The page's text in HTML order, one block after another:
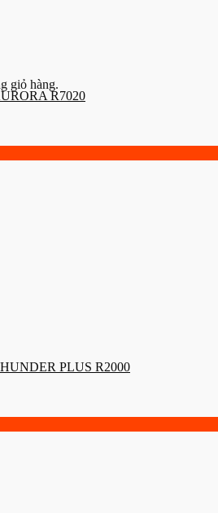
giỏ hàng.
R7020
PLUS R2000